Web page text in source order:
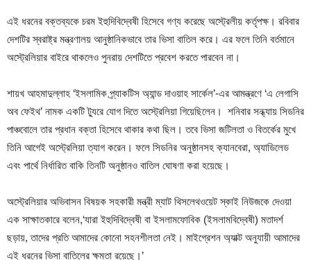
এই ধরনের বক্তব্যকে চরম ইহুদিবিদ্বেষী হিসেবে গণ্য করেছে অস্ট্রেলীয় কর্তৃপক্ষ। রবিবার
দেশটির স্বরাষ্ট্র মন্ত্রণালয় আনুষ্ঠানিকভাবে তার ভিসা বাতিল করে। এর ফলে তিনি বর্তমানে
অস্ট্রেলিয়ার বাইরে থাকলেও পুনরায় দেশটিতে প্রবেশ করতে পারবেন না।
শায়খ আহমাদুল্লাহ ‘ইসলামিক প্র্যাকটিস অ্যান্ড দাওয়াহ সার্কেল’-এর আমন্ত্রণে ‘এ লেগাসি
অব ফেইথ’ নামক একটি ট্যুরে যোগ দিতে অস্ট্রেলিয়া গিয়েছিলেন। শনিবার সন্ধ্যায় সিডনির
পাঞ্চবোলে তার প্রধান বক্তা হিসেবে থাকার কথা ছিল। তবে ভিসা জটিলতা ও বিতর্কের মুখে
তিনি আগেই অস্ট্রেলিয়া ত্যাগ করেন। ফলে সিডনির অনুষ্ঠানসহ ক্যানবেরা, অ্যাডিলেড
এবং পার্থে নির্ধারিত বাকি তিনটি অনুষ্ঠানও বাতিল ঘোষণা করা হয়েছে।
অস্ট্রেলিয়ার অভিবাসন বিষয়ক সহকারী মন্ত্রী ম্যাট থিসলেথওয়েট স্কাই নিউজকে দেওয়া
এক সাক্ষাতকারে বলেন,‘যারা ইহুদিবিদ্বেষী বা ইসলামফোবিক (ইসলামবিদ্বেষী) মতাদর্শ
ছড়ায়, তাদের প্রতি আমাদের কোনো সহনশীলতা নেই। মাইগ্রেশন অ্যাক্ট অনুযায়ী আমাদের
এই ধরনের ভিসা বাতিলের ক্ষমতা রয়েছে।’